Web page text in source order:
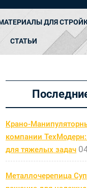
ДЛЯ
СТАТЬИ
Крано-
компании
для тяжелых задач
Металлочерепица